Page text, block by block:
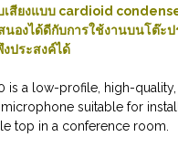
เสียงแบบ cardioid
องได้ดีกับการใช้งานบนโต๊ะป
ประสงค์ได้
is a low-profile, high-
suitable for
top in a conference room.